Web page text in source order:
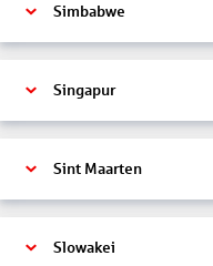
Simbabwe
Singapur
Sint Maarten
Slowakei